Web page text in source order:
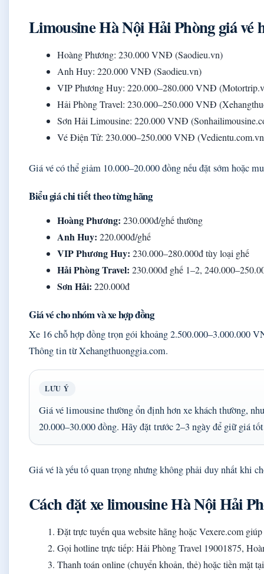
Limousine Hà Nội Hải Phòng giá vé
Hoàng Phương: 230.000 VNĐ (Saodieu.vn)
Anh Huy: 220.000 VNĐ (Saodieu.vn)
VIP Phương Huy: 220.000–280.000 VNĐ
Hải Phòng Travel: 230.000–250.000 VNĐ
Sơn Hải Limousine: 220.000 VNĐ
Vé Điện Tử: 230.000–250.000 VNĐ
Giá vé có thể giảm 10.000–20.000 đồng nếu đặt sớm hoặc
Biểu giá chi tiết theo từng hãng
Hoàng Phương: 230.000đ/ghế thường
Anh Huy: 220.000đ/ghế
VIP Phương Huy: 230.000–280.000đ tùy loại ghế
Hải Phòng Travel: 230.000đ ghế 1–2,
Sơn Hải: 220.000đ
Giá vé cho nhóm và xe hợp đồng
Xe 16 chỗ hợp đồng trọn gói khoảng 2.500.000–3.000.000
Thông tin từ Xehangthuonggia.com.
LƯU Ý
Giá vé limousine thường ổn định hơn xe khách thường,
20.000–30.000 đồng. Hãy đặt trước 2–3 ngày để giữ giá
Giá vé là yếu tố quan trọng nhưng không phải duy nhất khi
Cách đặt xe limousine Hà Nội Hải
Đặt trực tuyến qua website hãng hoặc Vexere.com
Gọi hotline trực tiếp: Hải Phòng Travel 19001875,
Thanh toán online (chuyển khoản, thẻ) hoặc tiền mặt